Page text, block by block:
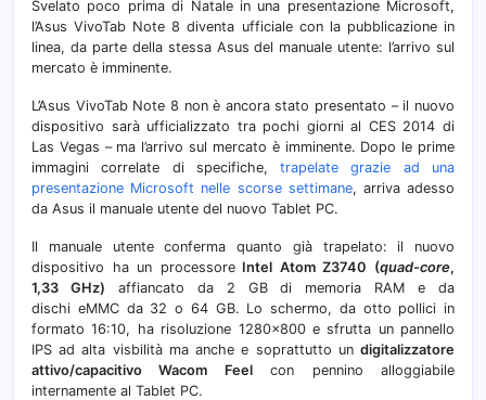
300
euro
Svelato poco prima di Natale in una presentazione Microsoft,
l’Asus VivoTab Note 8 diventa ufficiale con la pubblicazione in
linea, da parte della stessa Asus del manuale utente: l’arrivo sul
mercato è imminente.
L’Asus VivoTab Note 8 non è ancora stato presentato – il nuovo
dispositivo sarà ufficializzato tra pochi giorni al CES 2014 di
Las Vegas – ma l’arrivo sul mercato è imminente. Dopo le prime
immagini correlate di specifiche,trapelate grazie ad una
presentazione Microsoft nelle scorse settimane, arriva adesso
da Asus il manuale utente del nuovo Tablet PC.
Il manuale utente conferma quanto già trapelato: il nuovo
dispositivo ha un processoreIntel Atom Z3740 (quad-core,
1,33 GHz) affiancato da 2 GB di memoria RAM e da
dischi eMMC da 32 o 64 GB. Lo schermo, da otto pollici in
formato 16:10, ha risoluzione 1280×800 e sfrutta un pannello
IPS ad alta visbilità ma anche e soprattutto un digitalizzatore
attivo/capacitivo Wacom Feelcon pennino alloggiabile
internamente al Tablet PC.